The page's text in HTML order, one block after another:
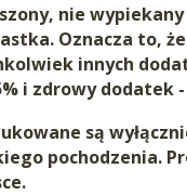
nie
Oznacza to,
innych
i zdrowy dodatek -
są
pochodzenia.